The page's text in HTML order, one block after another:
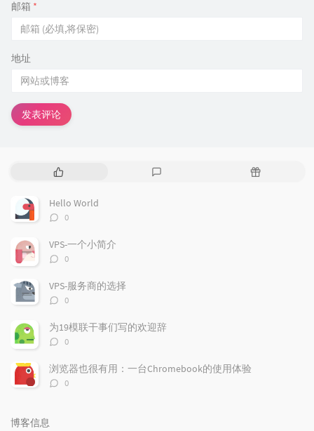
邮箱 *
地址
发表评论
热
文
章
随
Hello World
评
数：
0
VPS-一个小简介
评
数：
0
VPS-服务商的选择
评
数：
0
为19模联干事们写的欢迎辞
评
数：
0
浏览器也很有用：一台Chromebook的使用体验
评
0
博客信息